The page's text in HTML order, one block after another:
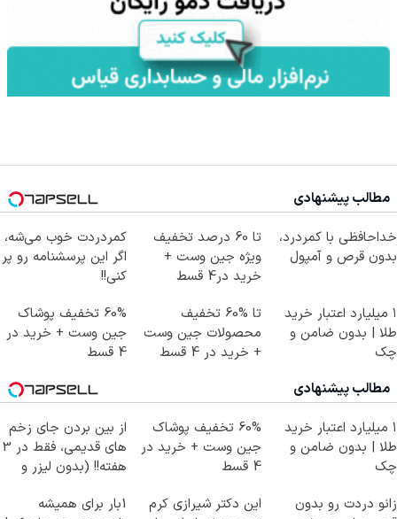
مطالب پیشنهادی
خداحافظی با کمردرد،
بدون قرص و آمپول
تا 60 درصد تخفیف
ویژه جین وست +
خرید در4 قسط
کمردردت خوب می‌شه،
اگر این پرسشنامه رو پر
کنی!!
۱ میلیارد اعتبار خرید
طلا | بدون ضامن و
چک
تا %60 تخفیف
محصولات جین وست
+ خرید در 4 قسط
60% تخفیف پوشاک
جین وست + خرید در
4 قسط
مطالب پیشنهادی
۱ میلیارد اعتبار خرید
طلا | بدون ضامن و
چک
60% تخفیف پوشاک
جین وست + خرید در
4 قسط
از بین بردن جای زخم
های قدیمی، فقط در 3
هفته!! (بدون لیزر و
زانو دردت رو بدون
این دکتر شیرازی کرم
1بار برای همیشه